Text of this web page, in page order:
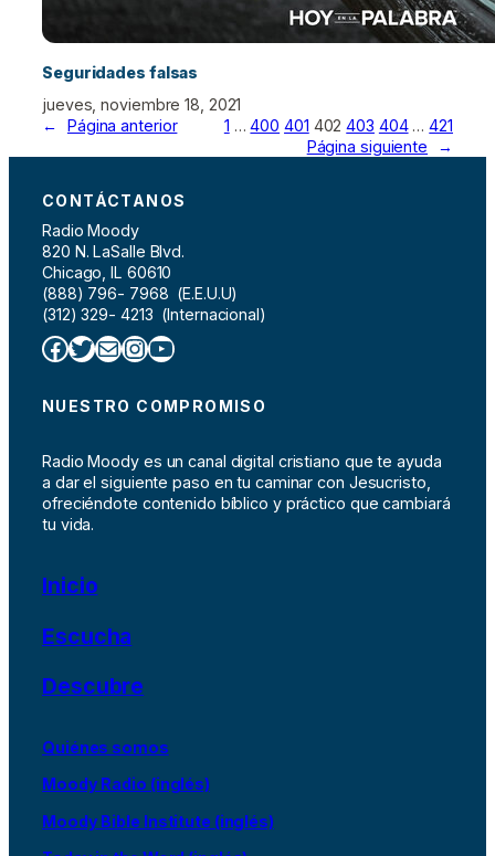
Seguridades falsas
jueves, noviembre 18, 2021
←
Página anterior 1 … 400 401 402 403 404 … 421
Página siguiente
→
CONTÁCTANOS
Radio Moody
820 N. LaSalle Blvd.
Chicago, IL 60610
(888) 796- 7968 (E.E.U.U)
(312) 329- 4213 (Internacional)
Facebook Twitter Correo electrónico InstagramYouTube
NUESTRO COMPROMISO
Radio Moody es un canal digital cristiano que te ayuda
a dar el siguiente paso en tu caminar con Jesucristo,
ofreciéndote contenido bíblico y práctico que cambiará
tu vida.
Inicio
Escucha
Descubre
Quiénes somos
Moody Radio (inglés)
Moody Bible Institute (inglés)